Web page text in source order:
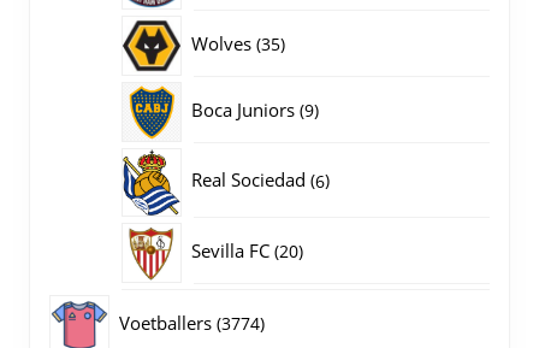
Wolves 3535
Boca Juniors 99
Real Sociedad 66
Sevilla FC 2020
Voetballers 37743774